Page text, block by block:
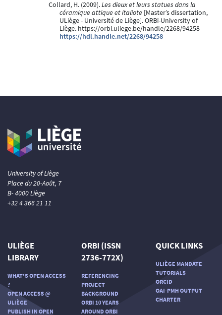
Collard, H. (2009).Les dieux et leurs statues dans la
céramique attique et italiote [Master’s dissertation,
ULiège - Université de Liège]. ORBi-University of
Liège. https://orbi.uliege.be/handle/2268/94258
https://hdl.handle.net/2268/94258
University of Liège
Place du 20-Août, 7
B- 4000 Liège
+32 4 366 21 11
ULIÈGE
LIBRARY
WHAT'S OPEN ACCESS
?
OPEN ACCESS @
ULIÈGE
PUBLISH IN OPEN
ORBI (ISSN
2736-772X)
REFERENCING
PROJECT
BACKGROUND
ORBI 10 YEARS
AROUND ORBI
QUICK LINKS
ULIÈGE MANDATE
TUTORIALS
ORCID
OAI-PMH OUTPUT
CHARTER